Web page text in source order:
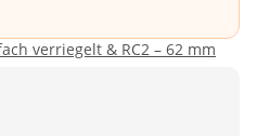
verriegelt & RC2 – 62 mm